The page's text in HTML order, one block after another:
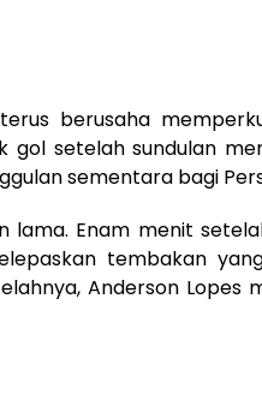
berusaha
gol setelah sundulan
sementara bagi
lama. Enam menit
tembakan
Anderson Lopes